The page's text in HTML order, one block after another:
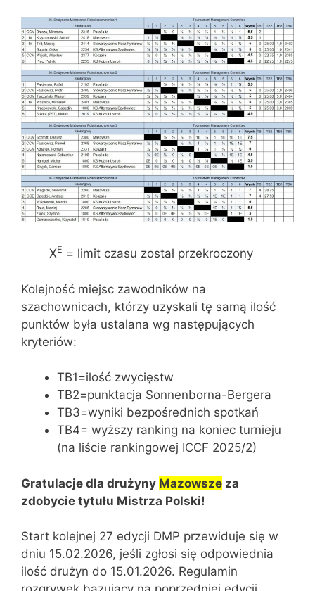
XE = limit czasu został przekroczony
Kolejność miejsc zawodników na
szachownicach, którzy uzyskali tę samą ilość
punktów była ustalana wg następujących
kryteriów:
TB1=ilość zwycięstw
TB2=punktacja Sonnenborna-Bergera
TB3=wyniki bezpośrednich spotkań
TB4= wyższy ranking na koniec turnieju
(na liście rankingowej ICCF 2025/2)
Gratulacje dla drużyny Mazowsze za
zdobycie tytułu Mistrza Polski!
Start kolejnej 27 edycji DMP przewiduje się w
dniu 15.02.2026, jeśli zgłosi się odpowiednia
ilość drużyn do 15.01.2026. Regulamin